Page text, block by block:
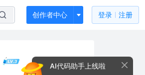
创作者中心 登录 注册
AI代码助手上线啦